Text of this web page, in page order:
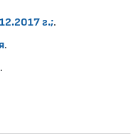
г.;.
.
.